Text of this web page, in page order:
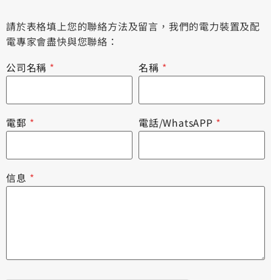
請於表格填上您的聯絡方法及留言，我們的電力裝置及配
電專家會盡快與您聯絡：
公司名稱 * 名稱 *
電郵 * 電話/WhatsAPP *
信息 *